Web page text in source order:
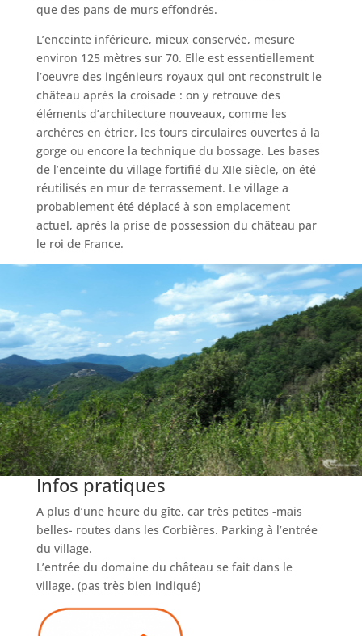
que des pans de murs effondrés.
L’enceinte inférieure, mieux conservée, mesure
environ 125 mètres sur 70. Elle est essentiellement
l’oeuvre des ingénieurs royaux qui ont reconstruit le
château après la croisade : on y retrouve des
éléments d’architecture nouveaux, comme les
archères en étrier, les tours circulaires ouvertes à la
gorge ou encore la technique du bossage. Les bases
de l’enceinte du village fortifié du XIIe siècle, on été
réutilisés en mur de terrassement. Le village a
probablement été déplacé à son emplacement
actuel, après la prise de possession du château par
le roi de France.
Infos pratiques
A plus d’une heure du gîte, car très petites -mais
belles- routes dans les Corbières. Parking à l’entrée
du village.
L’entrée du domaine du château se fait dans le
village. (pas très bien indiqué)